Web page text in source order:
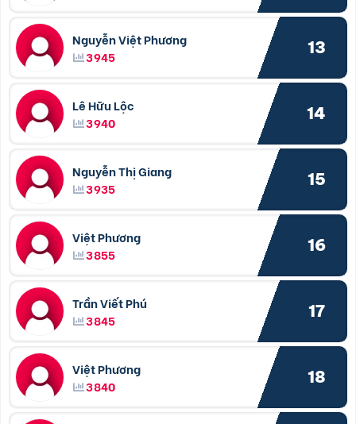
Nguyễn Việt Phương
3945
13
Lê Hữu Lộc
3940
14
Nguyễn Thị Giang
3935
15
Việt Phương
3855
16
Trần Viết Phú
3845
17
Việt Phương
3840
18